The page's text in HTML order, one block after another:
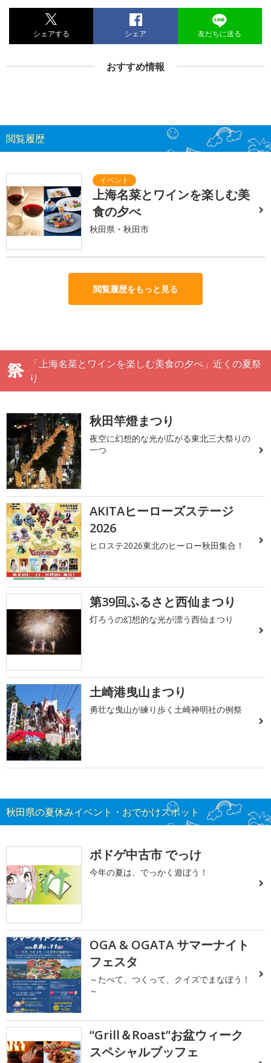
シェアする シェア 友だちに送る
おすすめ情報
閲覧履歴
上海名菜とワインを楽しむ美
食の夕べ
秋田県・秋田市
閲覧履歴をもっと見る
「上海名菜とワインを楽しむ美食の夕べ」近くの夏祭
り
秋田竿燈まつり
夜空に幻想的な光が広がる東北三大祭りの
一つ
AKITAヒーローズステージ
2026
ヒロステ2026東北のヒーロー秋田集合！
第39回ふるさと西仙まつり
灯ろうの幻想的な光が漂う西仙まつり
土崎港曳山まつり
勇壮な曳山が練り歩く土崎神明社の例祭
秋田県の夏休みイベント・おでかけスポット
ボドゲ中古市 でっけ
今年の夏は、でっかく遊ぼう！
OGA & OGATA サマーナイト
フェスタ
～たべて、つくって、クイズでまなぼう！
～
“Grill＆Roast”お盆ウィーク
スペシャルブッフェ